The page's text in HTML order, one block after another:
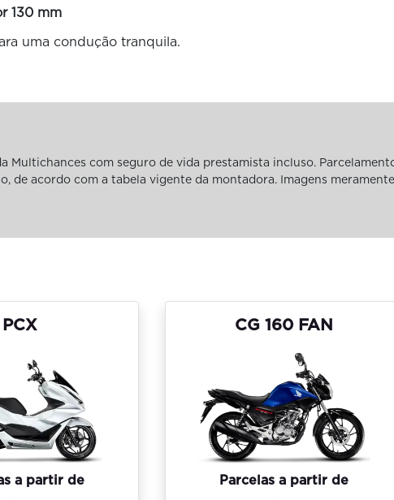
130 mm
uma condução tranquila.
com seguro de vida prestamista incluso.
de acordo com a tabela vigente da montadora. Imagens
PCX
a partir de
CG 160 FAN
Parcelas a partir de